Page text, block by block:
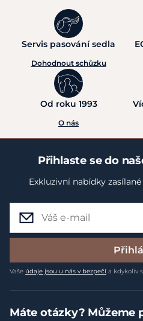
Servis pasování sedla
Dohodnout schůzku
Od roku 1993
O nás
Přihlaste se do
Exkluzivní nabídky
Vaše údaje jsou u nás v bezpečí a kdykoliv
Máte otázky? Můžeme